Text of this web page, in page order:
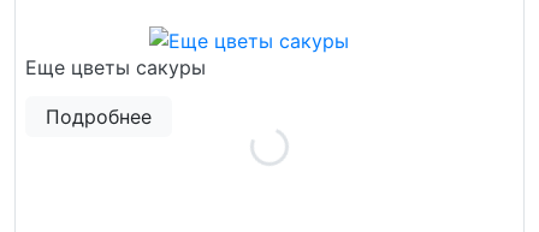
Еще цветы сакуры
Подробнее